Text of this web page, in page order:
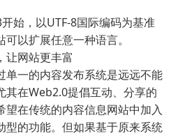
，以UTF-8国际编码为基准
以扩展任意一种语言。
网站更丰富
一的内容发布系统是远远不能
其在Web2.0提倡互动、分享的
望在传统的内容信息网站中加入
型的功能。但如果基于原来系统